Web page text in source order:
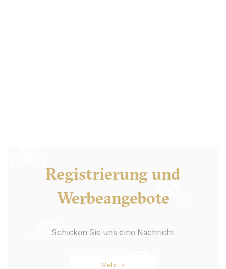
Registrierung und
Werbeangebote
Schicken Sie uns eine Nachricht
Mehr >